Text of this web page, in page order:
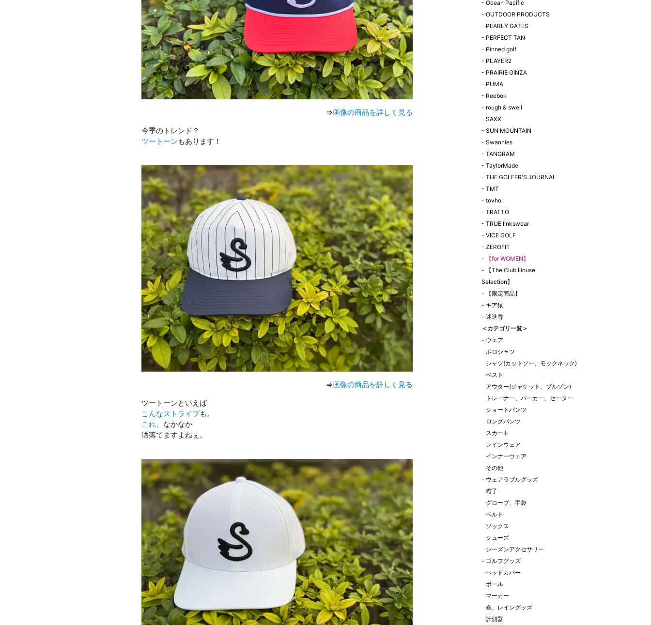
⇒画像の商品を詳しく見る
今季のトレンド？
ツートーン もあります！
⇒画像の商品を詳しく見る
ツートーンといえば
こんなストライプも。
これ、なかなか
洒落てますよねぇ。
- Ocean Pacific
- OUTDOOR PRODUCTS
- PEARLY GATES
- PERFECT TAN
- Pinned golf
- PLAYER2
- PRAIRIE GINZA
- PUMA
- Reebok
- rough & swell
- SAXX
- SUN MOUNTAIN
- Swannies
- TANGRAM
- TaylorMade
- THE GOLFER'S JOURNAL
- TMT
- tovho
- TRATTO
- TRUE linkswear
- VICE GOLF
- ZEROFIT
-
【for WOMEN】
-
【The Club House
Selection】
-
【限定商品】
- ギア猿
- 迷迭香
＜カテゴリ一覧＞
- ウェア
ポロシャツ
シャツ(カットソー、モックネック)
ベスト
アウター(ジャケット、ブルゾン)
トレーナー、パーカー、セーター
ショートパンツ
ロングパンツ
スカート
レインウェア
インナーウェア
その他
- ウェアラブルグッズ
帽子
グローブ、手袋
ベルト
ソックス
シューズ
シーズンアクセサリー
- ゴルフグッズ
ヘッドカバー
ボール
マーカー
傘、レイングッズ
計測器